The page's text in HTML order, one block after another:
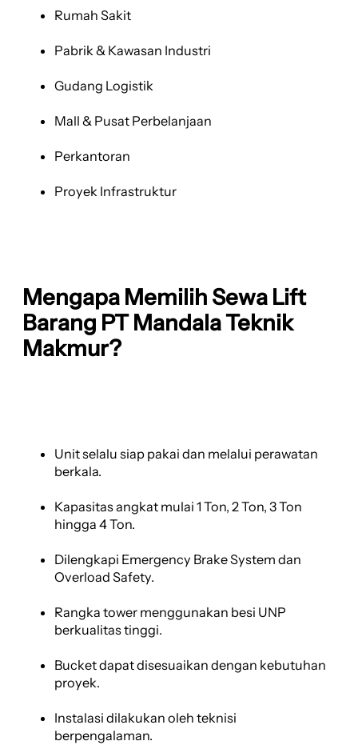
Rumah Sakit
Pabrik & Kawasan Industri
Gudang Logistik
Mall & Pusat Perbelanjaan
Perkantoran
Proyek Infrastruktur
Mengapa Memilih Sewa Lift
Barang PT Mandala Teknik
Makmur?
Unit selalu siap pakai dan melalui perawatan
berkala.
Kapasitas angkat mulai 1 Ton, 2 Ton, 3 Ton
hingga 4 Ton.
Dilengkapi Emergency Brake System dan
Overload Safety.
Rangka tower menggunakan besi UNP
berkualitas tinggi.
Bucket dapat disesuaikan dengan kebutuhan
proyek.
Instalasi dilakukan oleh teknisi
berpengalaman.